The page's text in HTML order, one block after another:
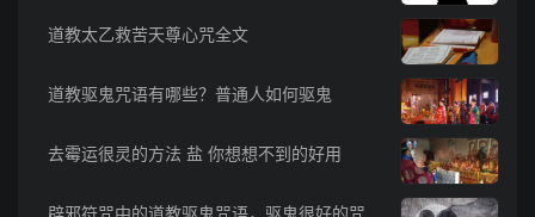
道教太乙救苦天尊心咒全文
道教驱鬼咒语有哪些？普通人如何驱鬼
去霉运很灵的方法 盐 你想想不到的好用
辟邪符咒中的道教驱鬼咒语，驱鬼很好的咒